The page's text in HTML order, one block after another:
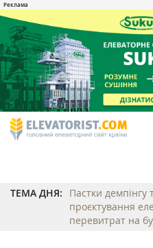
ТЕМА ДНЯ:
Пастки демпінгу
проєктування
перевитрат на